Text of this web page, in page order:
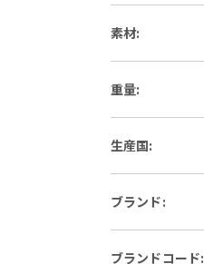
素材:
重量:
生産国:
ブランド:
ブランドコード: